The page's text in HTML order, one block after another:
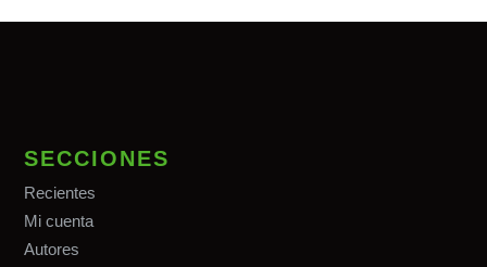
SECCIONES
Recientes
Mi cuenta
Autores